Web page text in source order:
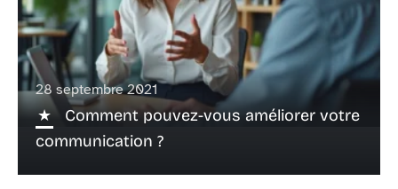
28 septembre 2021
Comment pouvez-vous améliorer votre
communication ?